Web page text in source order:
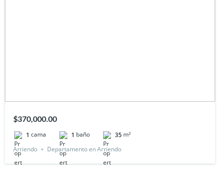
$370,000.00
1 cama 1 baño 35 m²
Arriendo
Departamento en Arriendo